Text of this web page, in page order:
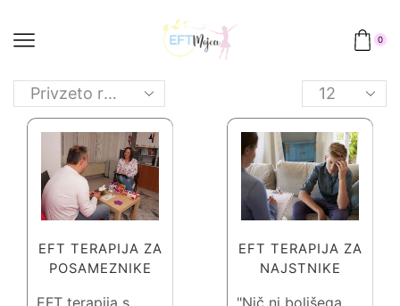
0
Products
per
page
EFT TERAPIJA ZA
POSAMEZNIKE
EFT TERAPIJA ZA
NAJSTNIKE